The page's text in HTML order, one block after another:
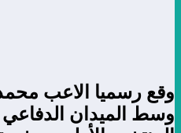
وقع رسميا الاعب
وسط الميدان